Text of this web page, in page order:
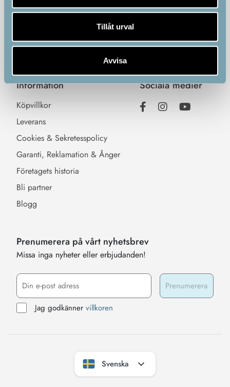
Tillåt urval
Avvisa
Vanliga frågor & svar
Vibrationsträning
IR-produkter
Information
Köpvillkor
Leverans
Cookies & Sekretesspolicy
Garanti, Reklamation & Ånger
Företagets historia
Bli partner
Blogg
Sociala medier
Prenumerera på vårt nyhetsbrev
Missa inga nyheter eller erbjudanden!
Jag godkänner villkoren
Svenska